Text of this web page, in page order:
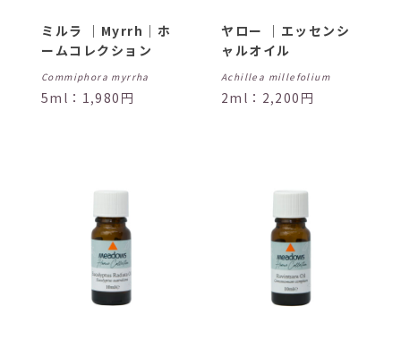
ミルラ ｜Myrrh｜ホ
ームコレクション
Commiphora myrrha
5ml：1,980円
ヤロー ｜エッセンシ
ャルオイル
Achillea millefolium
2ml：2,200円